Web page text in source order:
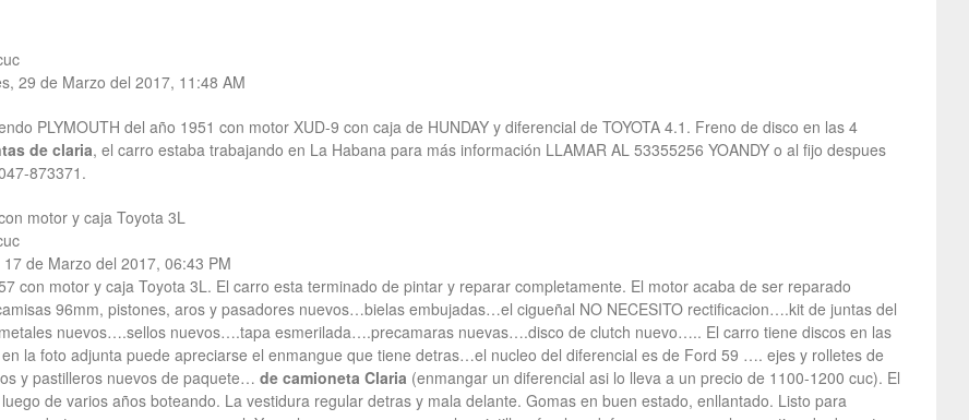
29 de Marzo del 2017, 11:48 AM
PLYMOUTH del año 1951 con motor XUD-9 con caja de HUNDAY y diferencial de TOYOTA 4.1. Freno de disco en las 4
de claria, el carro estaba trabajando en La Habana para más información LLAMAR AL 53355256 YOANDY o al fijo despues
873371.
motor y caja Toyota 3L
de Marzo del 2017, 06:43 PM
con motor y caja Toyota 3L. El carro esta terminado de pintar y reparar completamente. El motor acaba de ser reparado
96mm, pistones, aros y pasadores nuevos…bielas embujadas…el cigueñal NO NECESITO rectificacion….kit de juntas del
nuevos….sellos nuevos….tapa esmerilada….precamaras nuevas….disco de clutch nuevo….. El carro tiene discos en las
la foto adjunta puede apreciarse el enmangue que tiene detras…el nucleo del diferencial es de Ford 59 …. ejes y rolletes de
y pastilleros nuevos de paquete… de camioneta Claria (enmangar un diferencial asi lo lleva a un precio de 1100-1200 cuc). El
de varios años boteando. La vestidura regular detras y mala delante. Gomas en buen estado, enllantado. Listo para